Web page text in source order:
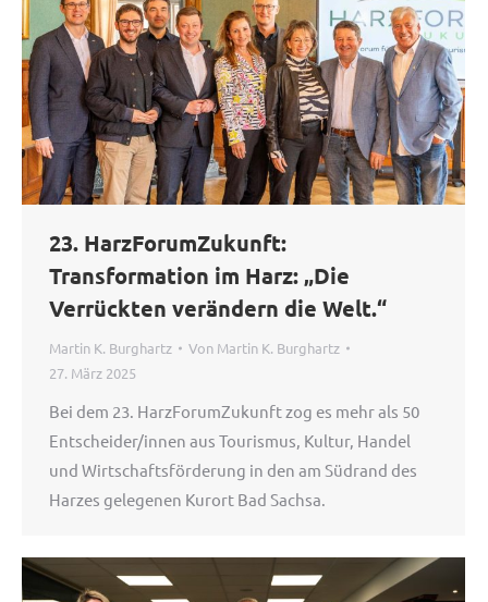
23. HarzForumZukunft:
Transformation im Harz: „Die
Verrückten verändern die Welt.“
Martin K. Burghartz Von Martin K. Burghartz
27. März 2025
Bei dem 23. HarzForumZukunft zog es mehr als 50
Entscheider/innen aus Tourismus, Kultur, Handel
und Wirtschaftsförderung in den am Südrand des
Harzes gelegenen Kurort Bad Sachsa.